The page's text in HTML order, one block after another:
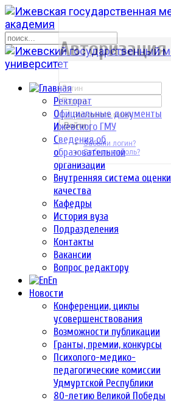
Ректорат
Официальные документы
Ижевского ГМУ
Сведения об
образовательной
организации
Внутренняя система оценки
качества
Кафедры
История вуза
Подразделения
Контакты
Вакансии
Вопрос редактору
En
Новости
Конференции, циклы
усовершенствования
Возможности публикации
Гранты, премии, конкурсы
Психолого-медико-
педагогические комиссии
Удмуртской Республики
80-летию Великой Победы
р
Авторизация
Запомнить меня
Войти
Забыли логин?
Забыли пароль?